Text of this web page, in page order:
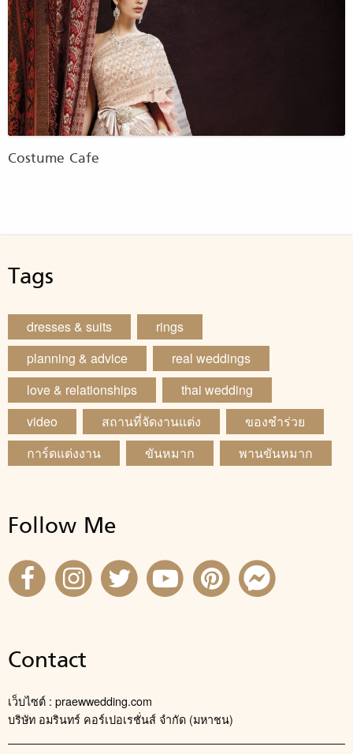
Costume Cafe
Tags
dresses & suits
rings
planning & advice
real weddings
love & relationships
thai wedding
video
สถานที่จัดงานแต่ง
ของชำร่วย
การ์ดแต่งงาน
ขันหมาก พานขันหมาก
Follow Me
Contact
เว็บไซต์ : praewwedding.com
บริษัท อมรินทร์ คอร์เปอเรชั่นส์ จำกัด (มหาชน)